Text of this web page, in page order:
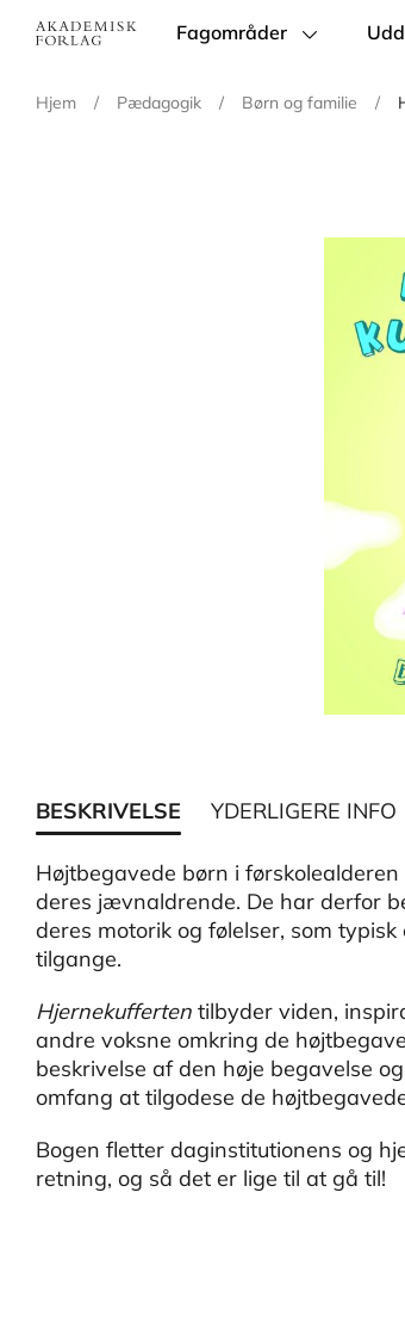
Main
Fagområder
Hjem / Pædagogik / Børn og familie /
BESKRIVELSE YDERLIGERE INFO
Højtbegavede børn i
deres jævnaldrende. De har derfor
deres motorik og følelser, som
tilgange.
Hjernekufferten tilbyder viden,
andre voksne omkring de
beskrivelse af den høje begavelse
omfang at tilgodese de
Bogen fletter daginstitutionens og
retning, og så det er lige til at gå til!